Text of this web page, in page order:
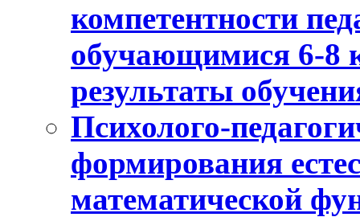
компетентности
обучающимися 6-8
результаты
Психолого-
формирования
математической